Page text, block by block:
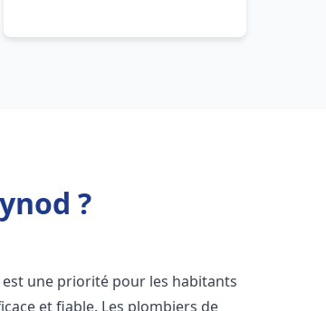
?
une priorité pour les habitants
et fiable. Les plombiers de